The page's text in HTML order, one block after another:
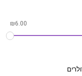
₪6.00